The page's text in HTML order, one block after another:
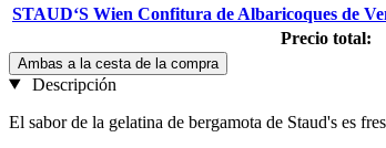
STAUD‘S Wien Confitura de Albaricoques de
Precio total:
Ambas a la cesta de la compra
Descripción
El sabor de la gelatina de bergamota de Staud's es